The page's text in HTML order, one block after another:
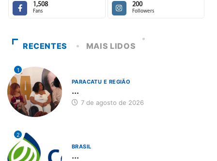
1,508
Fans
200
Followers
RECENTES MAIS LIDOS
1
PARACATU E REGIÃO
...
7 de agosto de 2026
2
BRASIL
...